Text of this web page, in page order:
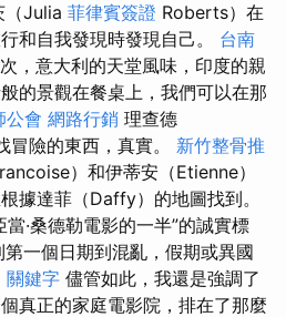
（Julia 菲律賓簽證 Roberts）在
和自我發現時發現自己。 台南
，意大利的天堂風味，印度的親
的景觀在餐桌上，我們可以在那
公會 網路行銷 理查德
冒險的東西，真實。 新竹整骨推
）和伊蒂安（Etienne）
據達菲（Daffy）的地圖找到。
·桑德勒電影的一半”的誠實標
一個日期到混亂，假期或異國
關鍵字 儘管如此，我還是強調了
真正的家庭電影院，排在了那麼